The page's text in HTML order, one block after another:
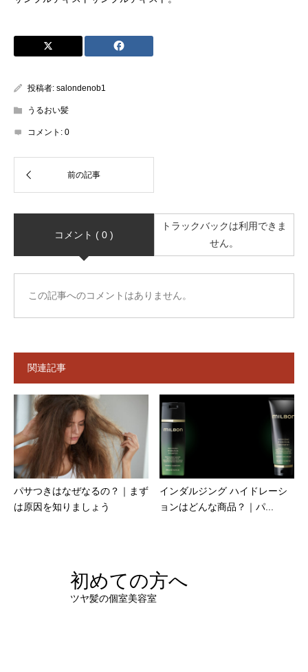
投稿者: salondenob1
うるおい髪
コメント: 0
コメント ( 0 )
トラックバックは利用できま
せん。
この記事へのコメントはありません。
関連記事
パサつきはなぜなるの？｜まず
は原因を知りましょう
インダルジング ハイドレーシ
ョンはどんな商品？｜パ...
初めての方へ
ツヤ髪の個室美容室